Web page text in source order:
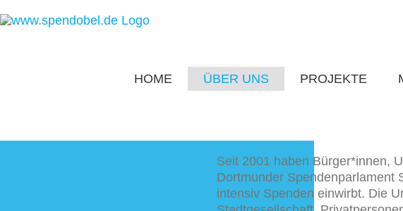
Inhalt
HOME ÜBER UNS PROJEKTE
Seit 2001 haben Bürger*innen,
Dortmunder Spendenparlament
intensiv Spenden einwirbt. Die